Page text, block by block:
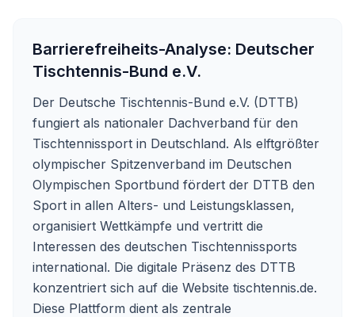
Barrierefreiheits-Analyse: Deutscher
Tischtennis-Bund e.V.
Der Deutsche Tischtennis-Bund e.V. (DTTB)
fungiert als nationaler Dachverband für den
Tischtennissport in Deutschland. Als elftgrößter
olympischer Spitzenverband im Deutschen
Olympischen Sportbund fördert der DTTB den
Sport in allen Alters- und Leistungsklassen,
organisiert Wettkämpfe und vertritt die
Interessen des deutschen Tischtennissports
international. Die digitale Präsenz des DTTB
konzentriert sich auf die Website tischtennis.de.
Diese Plattform dient als zentrale